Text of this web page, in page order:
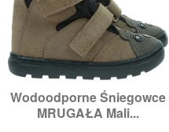
Wodoodporne Śniegowce
MRUGAŁA Mali...